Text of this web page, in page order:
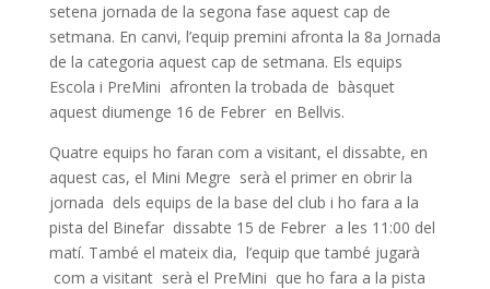
setena jornada de la segona fase aquest cap de
setmana. En canvi, l’equip premini afronta la 8a Jornada
de la categoria aquest cap de setmana. Els equips
Escola i PreMini afronten la trobada de bàsquet
aquest diumenge 16 de Febrer en Bellvis.
Quatre equips ho faran com a visitant, el dissabte, en
aquest cas, el Mini Megre serà el primer en obrir la
jornada dels equips de la base del club i ho fara a la
pista del Binefar dissabte 15 de Febrer a les 11:00 del
matí. També el mateix dia, l’equip que també jugarà
com a visitant serà el PreMini que ho fara a la pista